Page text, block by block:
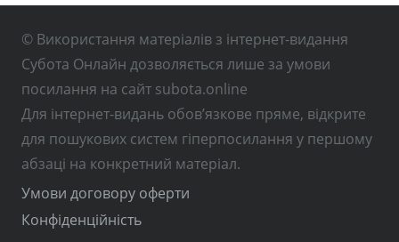
© Використання матеріалів з інтернет-видання
Субота Онлайн дозволяється лише за умови
посилання на сайт subota.online
Для інтернет-видань обов’язкове пряме, відкрите
для пошукових систем гіперпосилання у першому
абзаці на конкретний матеріал.
Умови договору оферти
Конфіденційність